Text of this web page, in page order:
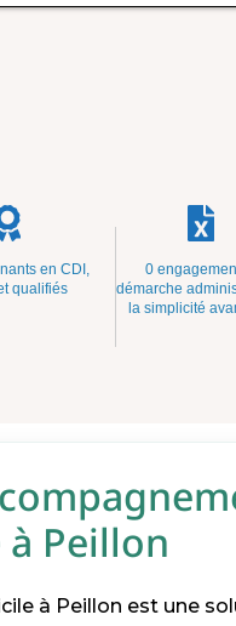
en CDI,
qualifiés
0
démarche
la simplicité
Peillon
à Peillon est une